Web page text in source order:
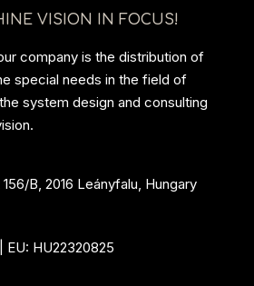
VISION IN FOCUS!
company is the distribution of
special needs in the field of
system design and consulting
B, 2016 Leányfalu, Hungary
EU: HU22320825